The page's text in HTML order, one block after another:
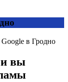
в Гродно